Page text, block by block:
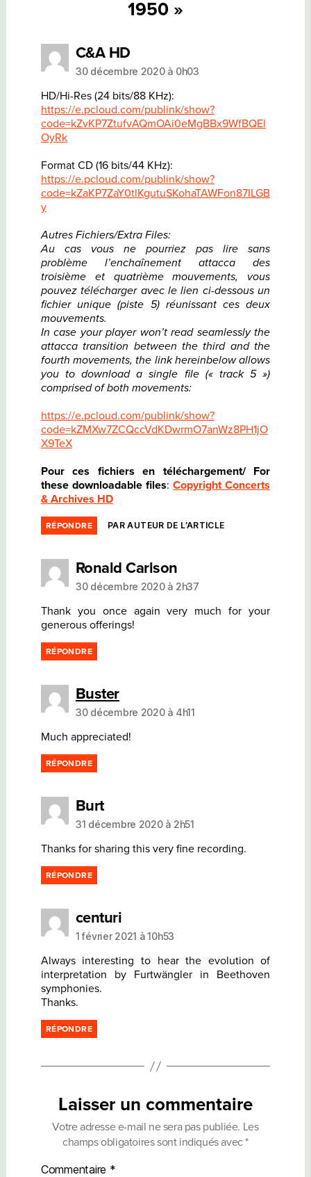
1950 »
C&A HDdit :
30 décembre 2020 à 0h03
HD/Hi-Res (24 bits/88 KHz):
https://e.pcloud.com/publink/show?
code=kZvKP7ZtufvAQmOAi0eMgBBx9WfBQEl
OyRk
Format CD (16 bits/44 KHz):
https://e.pcloud.com/publink/show?
code=kZaKP7ZaY0tlKgutuSKohaTAWFon87ILGB
y
Autres Fichiers/Extra Files:
Au cas vous ne pourriez pas lire sans
problème l’enchaînement attacca des
troisième et quatrième mouvements, vous
pouvez télécharger avec le lien ci-dessous un
fichier unique (piste 5) réunissant ces deux
mouvements.
In case your player won’t read seamlessly the
attacca transition between the third and the
fourth movements, the link hereinbelow allows
you to download a single file (« track 5 »)
comprised of both movements:
https://e.pcloud.com/publink/show?
code=kZMXw7ZCQccVdKDwrmO7anWz8PH1jO
X9TeX
Pour ces fichiers en téléchargement/ For
these downloadable files:Copyright Concerts
& Archives HD
RÉPONDRE PAR AUTEUR DE L’ARTICLE
Ronald Carlsondit :
30 décembre 2020 à 2h37
Thank you once again very much for your
generous offerings!
RÉPONDRE
Busterdit :
30 décembre 2020 à 4h11
Much appreciated!
RÉPONDRE
Burtdit :
31 décembre 2020 à 2h51
Thanks for sharing this very fine recording.
RÉPONDRE
centuridit :
1 février 2021 à 10h53
Always interesting to hear the evolution of
interpretation by Furtwängler in Beethoven
symphonies.
Thanks.
RÉPONDRE
Laisser un commentaire
Votre adresse e-mail ne sera pas publiée. Les
champs obligatoires sont indiqués avec*
Commentaire *